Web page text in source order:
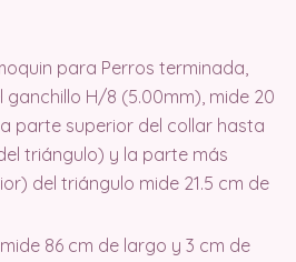
para Perros terminada,
ganchillo H/8 (5.00mm), mide 20
parte superior del collar hasta
triángulo) y la parte más
del triángulo mide 21.5 cm de
86 cm de largo y 3 cm de